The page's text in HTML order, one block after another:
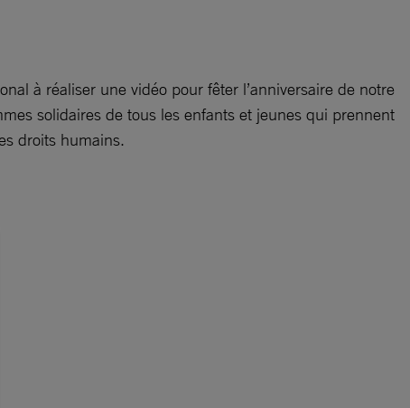
à réaliser une vidéo pour fêter l’anniversaire de notre
solidaires de tous les enfants et jeunes qui prennent
droits humains.